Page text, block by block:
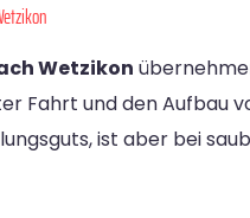
Wetzikon
Fahrt und den Aufbau
ist aber bei